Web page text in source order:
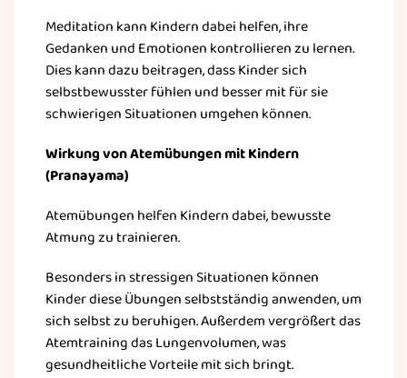
Meditation kann Kindern dabei helfen, ihre
Gedanken und Emotionen kontrollieren zu lernen.
Dies kann dazu beitragen, dass Kinder sich
selbstbewusster fühlen und besser mit für sie
schwierigen Situationen umgehen können.
Wirkung von Atemübungen mit Kindern
(Pranayama)
Atemübungen helfen Kindern dabei, bewusste
Atmung zu trainieren.
Besonders in stressigen Situationen können
Kinder diese Übungen selbstständig anwenden, um
sich selbst zu beruhigen. Außerdem vergrößert das
Atemtraining das Lungenvolumen, was
gesundheitliche Vorteile mit sich bringt.